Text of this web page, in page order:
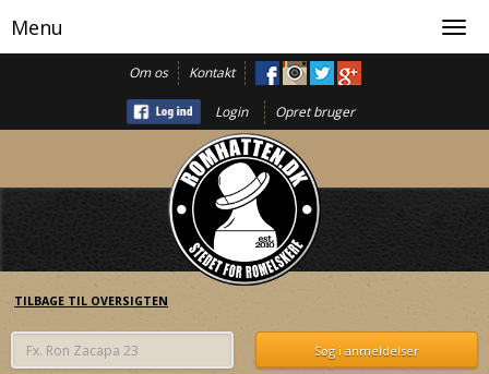
Om os Kontakt
Login Opret bruger
Menu
TILBAGE TIL OVERSIGTEN